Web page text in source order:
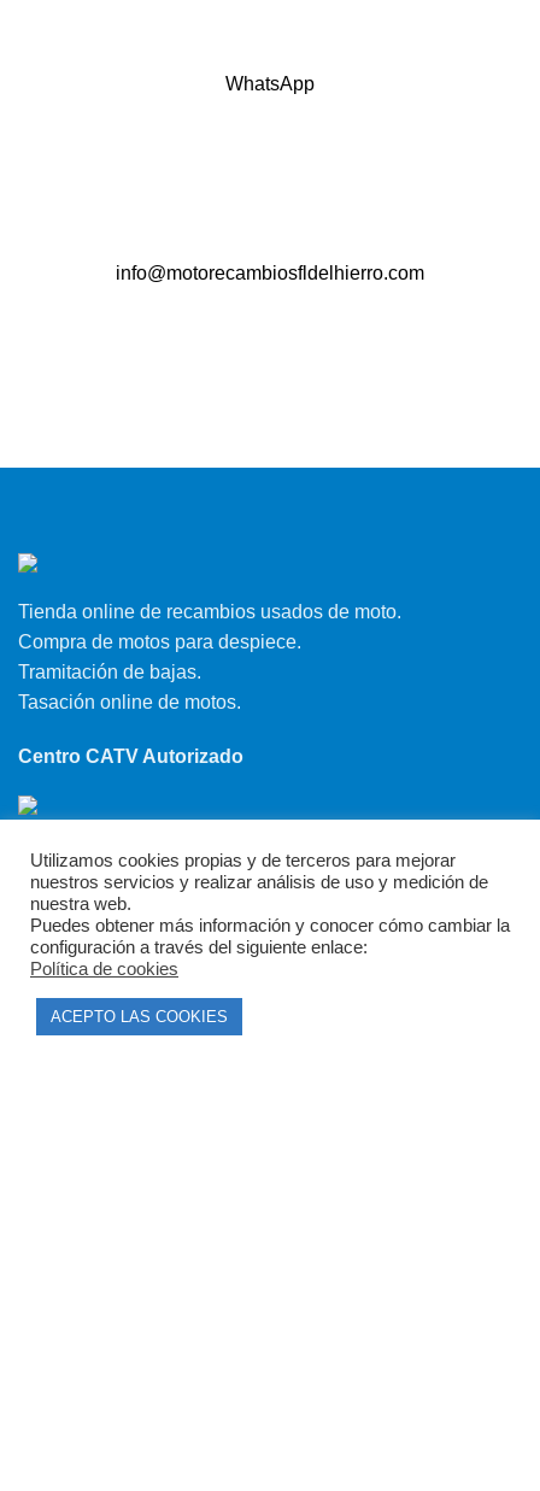
WhatsApp
info@motorecambiosfldelhierro.com
Tienda online de recambios usados de moto.
Compra de motos para despiece.
Tramitación de bajas.
Tasación online de motos.
Centro CATV Autorizado
CONTACTO
Parque Empresarial Las Condas , Nave 1
Utilizamos cookies propias y de terceros para mejorar
nuestros servicios y realizar análisis de uso y medición de
nuestra web.
Puedes obtener más información y conocer cómo cambiar la
configuración a través del siguiente enlace:
Política de cookies
ACEPTO LAS COOKIES